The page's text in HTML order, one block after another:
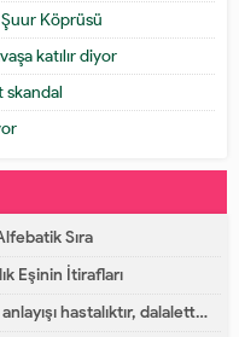
Köprüsü
katılır diyor
skandal
Sıra
Eşinin İtirafları
Mehmet Kırkıncı: Sünnetsiz Kur’an anlayışı hastalıktır, dalalettir!